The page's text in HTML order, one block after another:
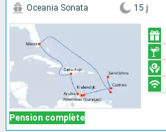
Pension complète
Oceania Sonata 15 j